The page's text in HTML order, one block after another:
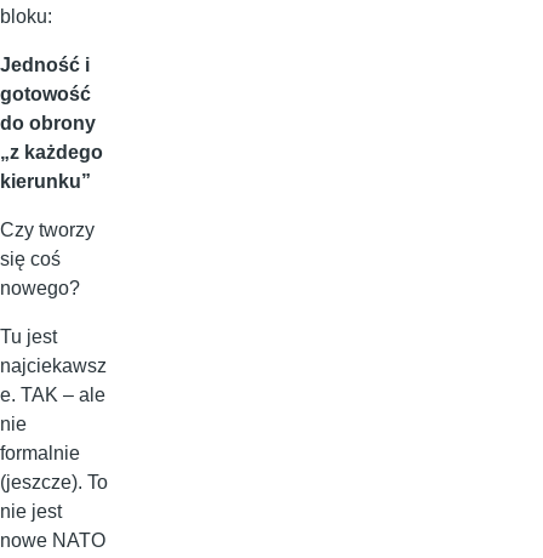
bloku:
Jedność i
gotowość
do obrony
„z każdego
kierunku”
Czy tworzy
się coś
nowego?
Tu jest
najciekawsz
e. TAK – ale
nie
formalnie
(jeszcze). To
nie jest
nowe NATO